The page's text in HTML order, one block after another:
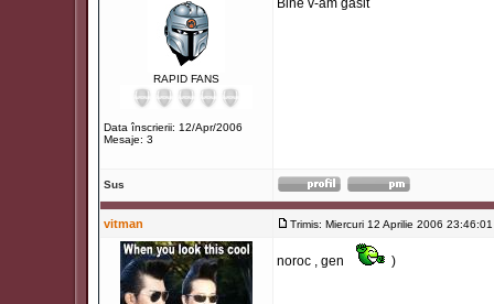
RAPID FANS
Data înscrierii: 12/Apr/2006
Mesaje: 3
Bine v-am gasit
Sus
vitman Trimis: Miercuri 12 Aprilie 2006 23:46:01
noroc , gen )